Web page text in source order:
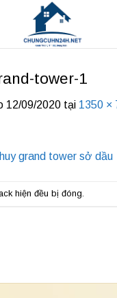
tower-1
12/09/2020 tại 1350 ×
hiện đều bị đóng.